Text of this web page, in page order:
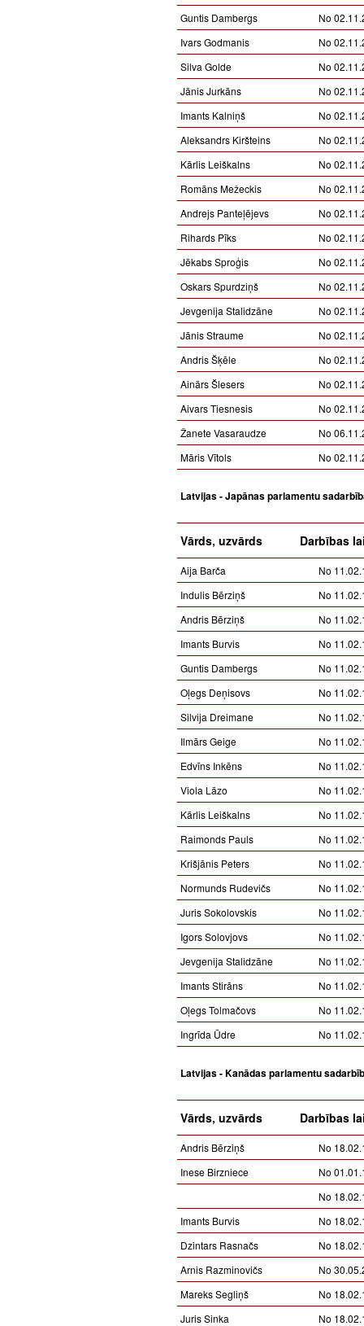
Guntis Dambergs
No
Ivars Godmanis
No
Silva Golde
No
Jānis Jurkāns
No
Imants Kalniņš
No
Aleksandrs Kiršteins
No
Kārlis Leiškalns
No
Romāns Mežeckis
No
Andrejs Panteļējevs
No
Rihards Pīks
No
Jēkabs Sproģis
No
Oskars Spurdziņš
No
Jevgenija Stalidzāne
No
Jānis Straume
No
Andris Šķēle
No
Ainārs Šlesers
No
Aivars Tiesnesis
No
Žanete Vasaraudze
No
Māris Vītols
No
Latvijas - Japānas parlamentu
Vārds, uzvārds Darbības
Aija Barča
No
Indulis Bērziņš
No
Andris Bērziņš
No
Imants Burvis
No
Guntis Dambergs
No
Oļegs Deņisovs
No
Silvija Dreimane
No
Ilmārs Geige
No
Edvīns Inkēns
No
Viola Lāzo
No
Kārlis Leiškalns
No
Raimonds Pauls
No
Krišjānis Peters
No
Normunds Rudevičs
No
Juris Sokolovskis
No
Igors Solovjovs
No
Jevgenija Stalidzāne
No
Imants Stirāns
No
Oļegs Tolmačovs
No
Ingrīda Ūdre
No
Latvijas - Kanādas parlamentu
Vārds, uzvārds Darbības
Andris Bērziņš
No
Inese Birzniece
No
No
Imants Burvis
No
Dzintars Rasnačs
No
Arnis Razminovičs
No
Mareks Segliņš
No
Juris Sinka
No